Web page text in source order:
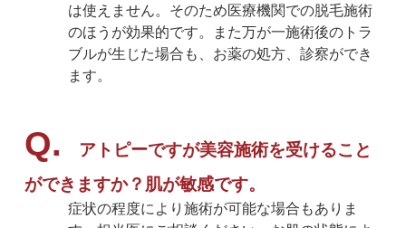
は使えません。そのため医療機関での脱毛施術
のほうが効果的です。また万が一施術後のトラ
ブルが生じた場合も、お薬の処方、診察ができ
ます。
アトピーですが美容施術を受けること
ができますか？肌が敏感です。
症状の程度により施術が可能な場合もありま